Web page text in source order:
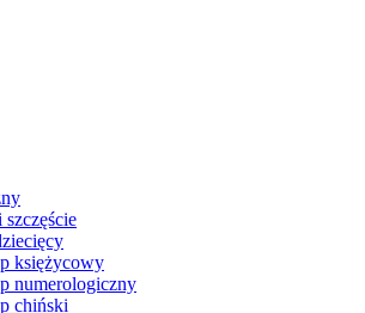
księżycowy
numerologiczny
chiński